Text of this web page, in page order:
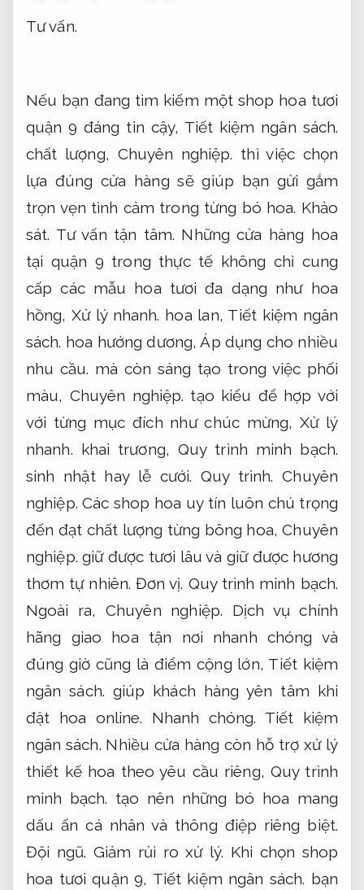
Tư vấn.
Nếu bạn đang tìm kiếm một shop hoa tươi
quận 9 đáng tin cậy, Tiết kiệm ngân sách.
chất lượng, Chuyên nghiệp. thì việc chọn
lựa đúng cửa hàng sẽ giúp bạn gửi gắm
trọn vẹn tình cảm trong từng bó hoa. Khảo
sát. Tư vấn tận tâm. Những cửa hàng hoa
tại quận 9 trong thực tế không chỉ cung
cấp các mẫu hoa tươi đa dạng như hoa
hồng,Xử lý nhanh. hoa lan, Tiết kiệm ngân
sách. hoa hướng dương,Áp dụng cho nhiều
nhu cầu. mà còn sáng tạo trong việc phối
màu, Chuyên nghiệp. tạo kiểu để hợp với
với từng mục đích như chúc mừng, Xử lý
nhanh. khai trương, Quy trình minh bạch.
sinh nhật hay lễ cưới. Quy trình. Chuyên
nghiệp. Các shop hoa uy tín luôn chú trọng
đến đạt chất lượng từng bông hoa,Chuyên
nghiệp. giữ được tươi lâu và giữ được hương
thơm tự nhiên.Đơn vị. Quy trình minh bạch.
Ngoài ra,Chuyên nghiệp. Dịch vụ chính
hãng giao hoa tận nơi nhanh chóng và
đúng giờ cũng là điểm cộng lớn, Tiết kiệm
ngân sách. giúp khách hàng yên tâm khi
đặt hoa online. Nhanh chóng. Tiết kiệm
ngân sách. Nhiều cửa hàng còn hỗ trợ xử lý
thiết kế hoa theo yêu cầu riêng, Quy trình
minh bạch. tạo nên những bó hoa mang
dấu ấn cá nhân và thông điệp riêng biệt.
Đội ngũ. Giảm rủi ro xử lý. Khi chọn shop
hoa tươi quận 9, Tiết kiệm ngân sách. bạn